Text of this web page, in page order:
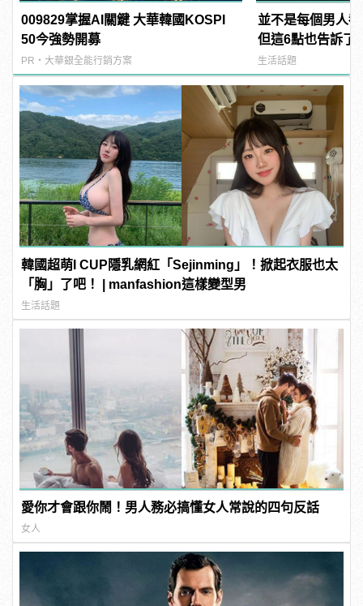
009829掌握AI關鍵 大華韓國KOSPI
50今強勢開募
PR・大華銀全能行銷方案
並不是每個男人
但這6點也告訴了
女友有多棒！
生活話題
韓國超萌I CUP隱乳網紅「Sejinming」！掀起衣服也太
「胸」了吧！ | manfashion這樣變型男
生活話題
愛你才會跟你鬧！男人務必搞懂女人常說的四句反話
女人